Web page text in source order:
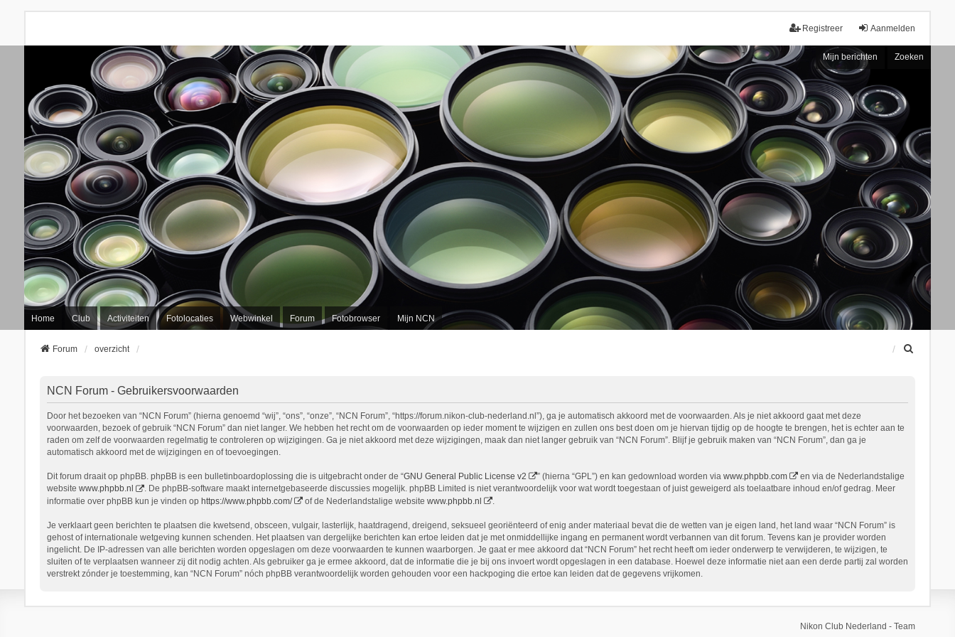
Aanmelden
Registreer
Mijn berichten Zoeken
Home Club Activiteiten Fotolocaties Webwinkel Forum Fotobrowser Mijn NCN
Forum overzicht
NCN Forum - Gebruikersvoorwaarden
Door het bezoeken van “NCN Forum” (hierna genoemd “wij”, “ons”, “onze”, “NCN Forum”, “https://forum.nikon-club-nederland.nl”), ga je automatisch akkoord met de voorwaarden. Als je niet akkoord gaat met deze
voorwaarden, bezoek of gebruik “NCN Forum” dan niet langer. We hebben het recht om de voorwaarden op ieder moment te wijzigen en zullen ons best doen om je hiervan tijdig op de hoogte te brengen, het is echter aan te
raden om zelf de voorwaarden regelmatig te controleren op wijzigingen. Ga je niet akkoord met deze wijzigingen, maak dan niet langer gebruik van “NCN Forum”. Blijf je gebruik maken van “NCN Forum”, dan ga je
automatisch akkoord met de wijzigingen en of toevoegingen.
Dit forum draait op phpBB. phpBB is een bulletinboardoplossing die is uitgebracht onder de “GNU General Public License v2 ” (hierna “GPL”) en kan gedownload worden via www.phpbb.com
en via de Nederlandstalige
website www.phpbb.nl
. De phpBB-software maakt internetgebaseerde discussies mogelijk. phpBB Limited is niet verantwoordelijk voor wat wordt toegestaan of juist geweigerd als toelaatbare inhoud en/of gedrag. Meer
informatie over phpBB kun je vinden op https://www.phpbb.com/ of de Nederlandstalige website www.phpbb.nl .
Je verklaart geen berichten te plaatsen die kwetsend, obsceen, vulgair, lasterlijk, haatdragend, dreigend, seksueel georiënteerd of enig ander materiaal bevat die de wetten van je eigen land, het land waar “NCN Forum” is
gehost of internationale wetgeving kunnen schenden. Het plaatsen van dergelijke berichten kan ertoe leiden dat je met onmiddellijke ingang en permanent wordt verbannen van dit forum. Tevens kan je provider worden
ingelicht. De IP-adressen van alle berichten worden opgeslagen om deze voorwaarden te kunnen waarborgen. Je gaat er mee akkoord dat “NCN Forum” het recht heeft om ieder onderwerp te verwijderen, te wijzigen, te
sluiten of te verplaatsen wanneer zij dit nodig achten. Als gebruiker ga je ermee akkoord, dat de informatie die je bij ons invoert wordt opgeslagen in een database. Hoewel deze informatie niet aan een derde partij zal worden
verstrekt zónder je toestemming, kan “NCN Forum” nóch phpBB verantwoordelijk worden gehouden voor een hackpoging die ertoe kan leiden dat de gegevens vrijkomen.
Nikon Club Nederland - Team